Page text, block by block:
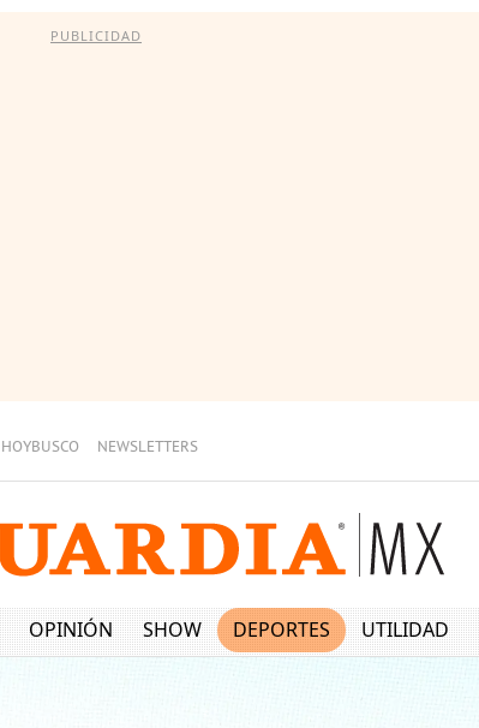
PUBLICIDAD
HOYBUSCO NEWSLETTERS
OPINIÓN SHOW DEPORTES UTILIDAD